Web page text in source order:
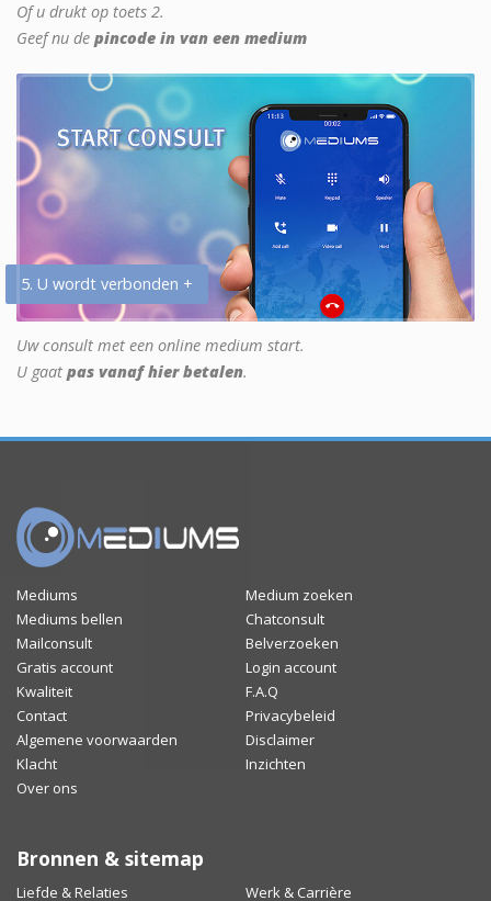
Of u drukt op toets 2.
Geef nu de pincode in van een medium
5. U wordt verbonden +
Uw consult met een online medium start.
U gaat pas vanaf hier betalen.
Mediums
Medium zoeken
Mediums bellen
Chatconsult
Mailconsult
Belverzoeken
Gratis account
Login account
Kwaliteit
F.A.Q
Contact
Privacybeleid
Algemene voorwaarden
Disclaimer
Klacht
Inzichten
Over ons
Bronnen & sitemap
Liefde & Relaties Werk & Carrière